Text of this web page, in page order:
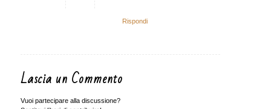
Rispondi
Lascia un Commento
Vuoi partecipare alla discussione?